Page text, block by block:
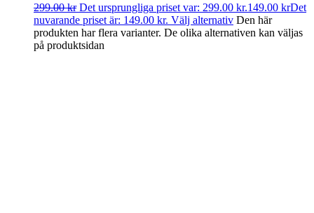
299.00kr Det ursprungliga priset var: 299.00 kr.149.00 krDet
nuvarande priset är: 149.00 kr. Välj alternativ Den här
produkten har flera varianter. De olika alternativen kan väljas
på produktsidan